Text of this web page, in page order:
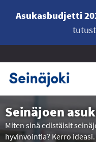
Asukasbudjetti
Seinäjoen
Miten sinä edistäisit
hyvinvointia? Kerro ideasi.